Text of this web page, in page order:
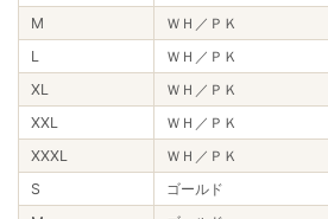
M
ＷＨ／ＰＫ
L
ＷＨ／ＰＫ
XL
ＷＨ／ＰＫ
XXL
ＷＨ／ＰＫ
XXXL
ＷＨ／ＰＫ
S
ゴールド